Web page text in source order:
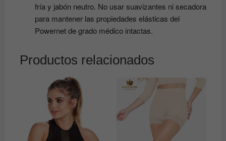
fría y jabón neutro. No usar suavizantes ni secadora
para mantener las propiedades elásticas del
Powernet de grado médico intactas.
Productos relacionados